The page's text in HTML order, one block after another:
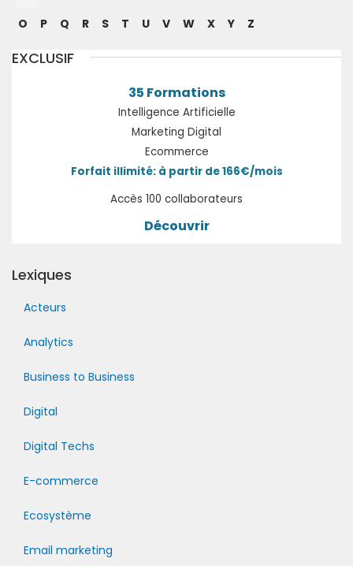
O
P Q R S T U V W X Y Z
EXCLUSIF
35 Formations
Intelligence Artificielle
Marketing Digital
Ecommerce
Forfait illimité: à partir de 166€/mois
Accès 100 collaborateurs
Découvrir
Lexiques
Acteurs
Analytics
Business to Business
Digital
Digital Techs
E-commerce
Ecosystème
Email marketing